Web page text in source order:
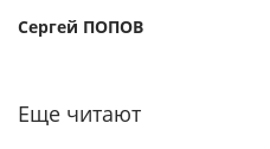
Сергей ПОПОВ
Еще читают